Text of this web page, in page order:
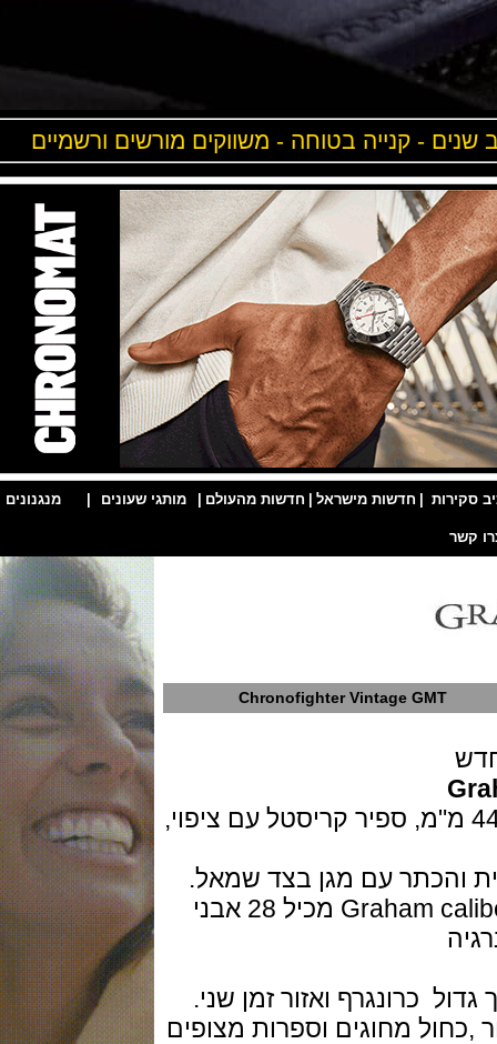
- קנייה בטוחה - משווקים מורשים ורשמיים
| חדשות מישראל | חדשות מהעולם | מותגי שעונים | מנגנונים |
Chronofighter Vintage GMT
בנוי פלדת אל חלד בקוטר 44 מ"מ, ספיר קריסטל עם ציפוי,
המנגנון מכני אוטומטי דגם Graham caliber G1733 מכיל 28 אבני
ואזור זמן שני.
מחוגים וספרות מצופים